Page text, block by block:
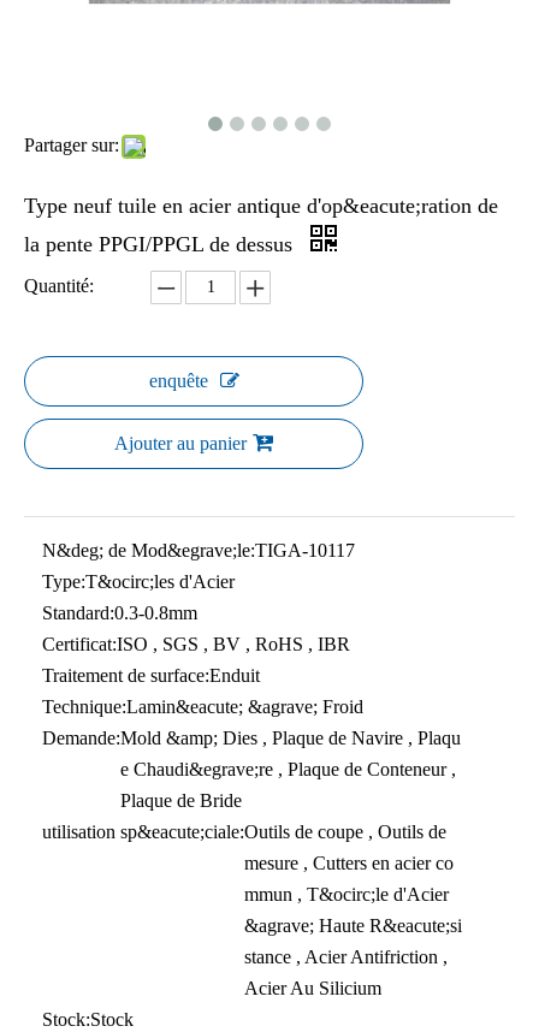
Partager sur:
Type neuf tuile en acier antique d'op&eacute;ration de
la pente PPGI/PPGL de dessus
Quantité:
enquête
Ajouter au panier
N&deg; de Mod&egrave;le:TIGA-10117
Type:T&ocirc;les d'Acier
Standard:0.3-0.8mm
Certificat:ISO , SGS , BV , RoHS , IBR
Traitement de surface:Enduit
Technique:Lamin&eacute; &agrave; Froid
Demande:Mold &amp; Dies , Plaque de Navire , Plaqu
e Chaudi&egrave;re , Plaque de Conteneur ,
Plaque de Bride
utilisation sp&eacute;ciale:Outils de coupe , Outils de
mesure , Cutters en acier co
mmun , T&ocirc;le d'Acier
&agrave; Haute R&eacute;si
stance , Acier Antifriction ,
Acier Au Silicium
Stock:Stock